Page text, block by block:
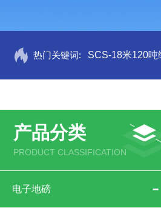
热门关键词: SCS-18米120
产品分类
PRODUCT CLASSIFICATION
电子地磅